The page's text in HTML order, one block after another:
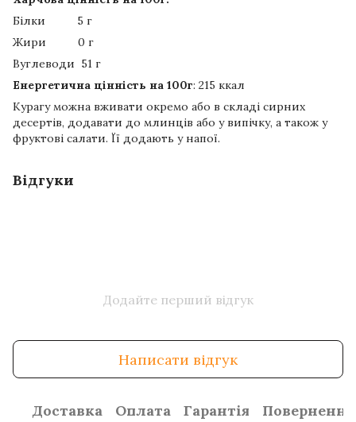
Білки 5 г
Жири 0 г
Вуглеводи 51 г
Енергетична цінність на 100г: 215 ккал
Курагу можна вживати окремо або в складі сирних
десертів, додавати до млинців або у випічку, а також у
фруктові салати. Її додають у напої.
Відгуки
Додайте перший відгук
Написати відгук
Доставка Оплата Гарантія Повернення